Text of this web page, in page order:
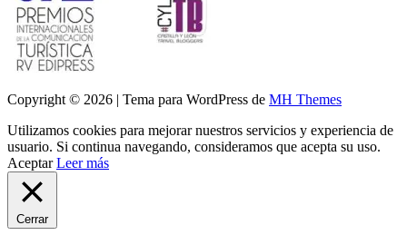
Copyright © 2026 | Tema para WordPress de MH Themes
Utilizamos cookies para mejorar nuestros servicios y experiencia de
usuario. Si continua navegando, consideramos que acepta su uso.
Aceptar Leer más
Cerrar